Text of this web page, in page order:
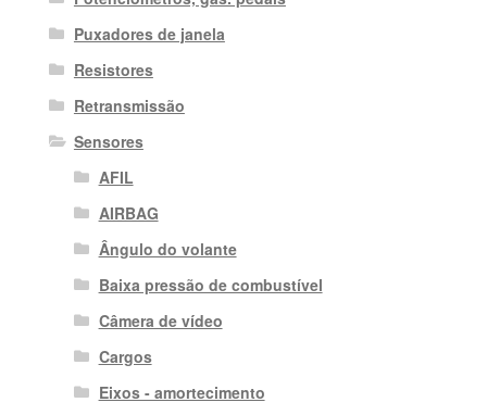
Puxadores de janela
Resistores
Retransmissão
Sensores
AFIL
AIRBAG
Ângulo do volante
Baixa pressão de combustível
Câmera de vídeo
Cargos
Eixos - amortecimento